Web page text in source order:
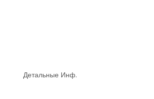
Детальные Инф.